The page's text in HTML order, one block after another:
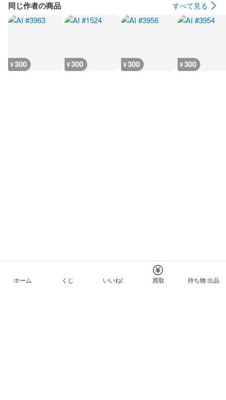
同じ作者の商品 すべて見る
¥300 ¥300 ¥300 ¥300
ホーム くじ いいね! 買取 持ち物 出品